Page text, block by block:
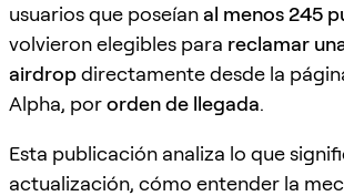
usuarios que poseíanal menos 245
volvieron elegibles para reclamar
airdropdirectamente desde la
Alpha, pororden de llegada.
Esta publicación analiza lo que
actualización, cómo entender la